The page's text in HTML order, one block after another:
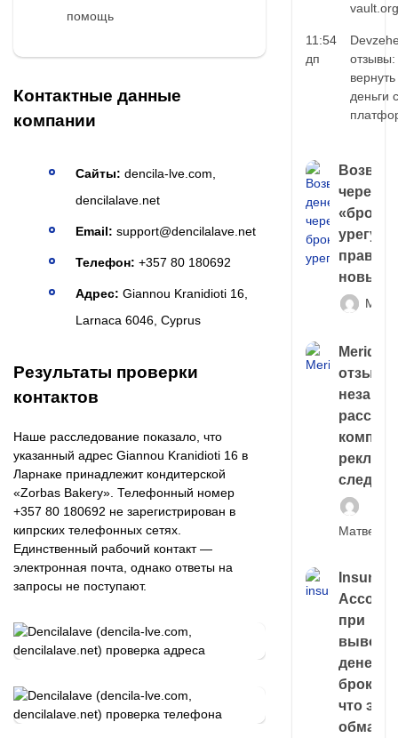
помощь
Контактные данные
компании
Сайты: dencila-lve.com,
dencilalave.net
Email: support@dencilalave.net
Телефон: +357 80 180692
Адрес: Giannou Kranidioti 16,
Larnaca 6046, Cyprus
Результаты проверки
контактов
Наше расследование показало, что
указанный адрес Giannou Kranidioti 16 в
Ларнаке принадлежит кондитерской
«Zorbas Bakery». Телефонный номер
+357 80 180692 не зарегистрирован в
кипрских телефонных сетях.
Единственный рабочий контакт —
электронная почта, однако ответы на
запросы не поступают.
vault.org
11:54
дп
отзывы:
вернуть
деньги с
через
правда
новый
следа
Матвей
Account
при
выводе
денег у
что это,
обман?